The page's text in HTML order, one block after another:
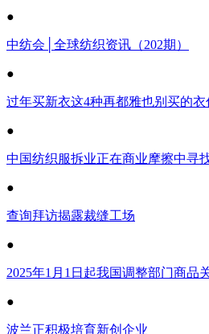
●
中纺会│全球纺织资讯（202期）
●
过年买新衣这4种再都雅也别买的衣
●
中国纺织服拆业正在商业摩擦中寻
●
查询拜访揭露裁缝工场
●
2025年1月1日起我国调整部门商品
●
波兰正积极培育新创企业